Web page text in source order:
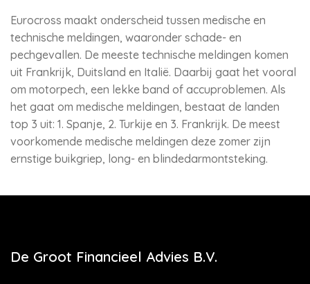
Eurocross maakt onderscheid tussen medische en
technische meldingen, waaronder schade- en
pechgevallen. De meeste technische meldingen komen
uit Frankrijk, Duitsland en Italië. Daarbij gaat het vooral
om motorpech, een lekke band of accuproblemen. Als
het gaat om medische meldingen, bestaat de landen
top 3 uit: 1. Spanje, 2. Turkije en 3. Frankrijk. De meest
voorkomende medische meldingen deze zomer zijn
ernstige buikgriep, long- en blindedarmontsteking.
De Groot Financieel Advies B.V.